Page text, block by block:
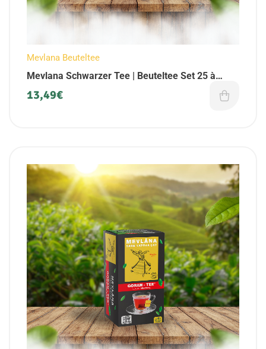
Mevlana Beuteltee
Mevlana Schwarzer Tee | Beuteltee Set 25 à
Beutel (6er Pack)
13,49€